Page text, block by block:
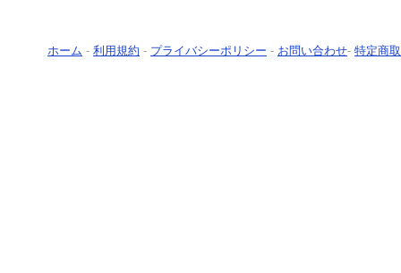
ホーム - 利用規約 - プライバシーポリシー - お問い合わせ- 特定商